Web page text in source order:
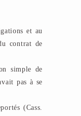
et au
contrat de
simple de
pas à se
(Cass.